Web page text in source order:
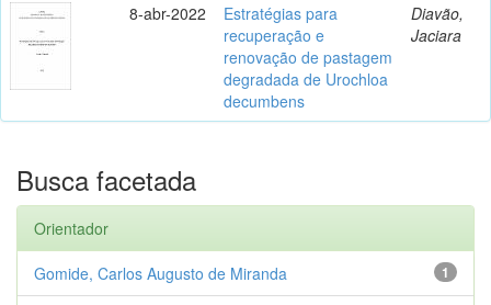
8-abr-2022
Estratégias para
recuperação e
renovação de pastagem
degradada de Urochloa
decumbens
Diavão,
Jaciara
Busca facetada
Orientador
1
Gomide, Carlos Augusto de Miranda